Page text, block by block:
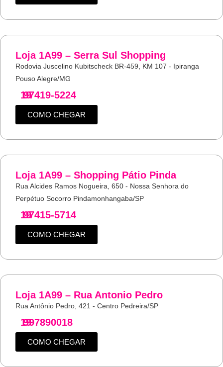
Loja 1A99 – Serra Sul Shopping
Rodovia Juscelino Kubitscheck BR-459, KM 107 - Ipiranga
Pouso Alegre/MG
19
97419-5224
COMO CHEGAR
Loja 1A99 – Shopping Pátio Pinda
Rua Alcides Ramos Nogueira, 650 - Nossa Senhora do
Perpétuo Socorro Pindamonhangaba/SP
19
97415-5714
COMO CHEGAR
Loja 1A99 – Rua Antonio Pedro
Rua Antônio Pedro, 421 - Centro Pedreira/SP
19
997890018
COMO CHEGAR